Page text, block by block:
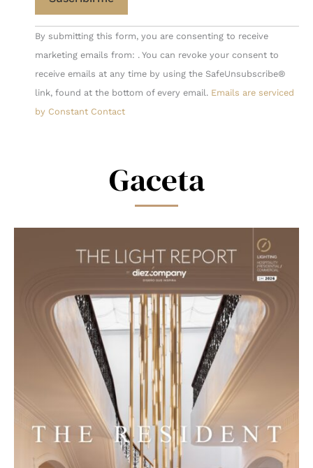
Constant
Contact
Use.
Please
leave
By submitting this form, you are consenting to receive
marketing emails from: . You can revoke your consent to
receive emails at any time by using the SafeUnsubscribe®
link, found at the bottom of every email. Emails are serviced
by Constant Contact
Gaceta